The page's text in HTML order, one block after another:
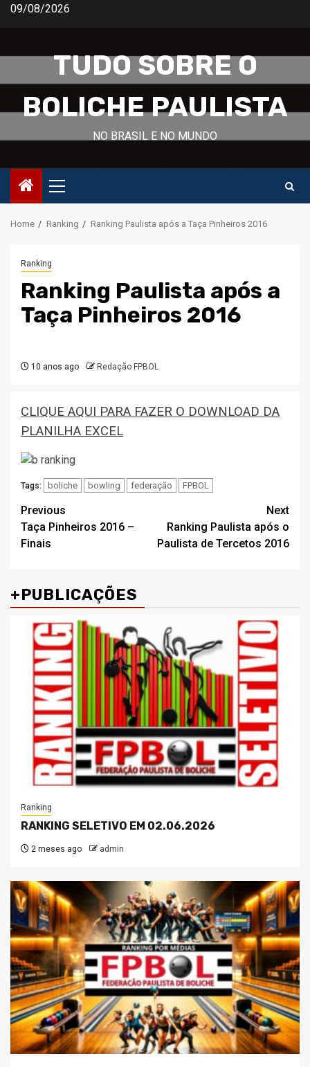
Skip09/08/2026
TUDO SOBRE O
BOLICHE PAULISTA
NO BRASIL E NO MUNDO
Primary
Menu
Home Ranking Ranking Paulista após a Taça Pinheiros 2016
Ranking
Ranking Paulista após a
Taça Pinheiros 2016
10 anos ago Redação FPBOL
CLIQUE AQUI PARA FAZER O DOWNLOAD DA
PLANILHA EXCEL
Tags: boliche bowling federação FPBOL
Post
navigation
Previous
Taça Pinheiros 2016 –
Finais
Next
Ranking Paulista após o
Paulista de Tercetos 2016
+PUBLICAÇÕES
Ranking
RANKING SELETIVO EM 02.06.2026
2 meses ago admin